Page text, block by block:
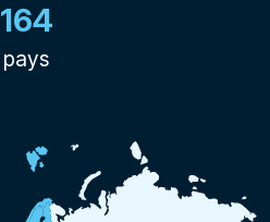
164
pays